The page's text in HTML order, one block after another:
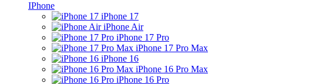
IPhone
iPhone 17
iPhone Air
iPhone 17 Pro
iPhone 17 Pro Max
iPhone 16
iPhone 16 Pro Max
iPhone 16 Pro